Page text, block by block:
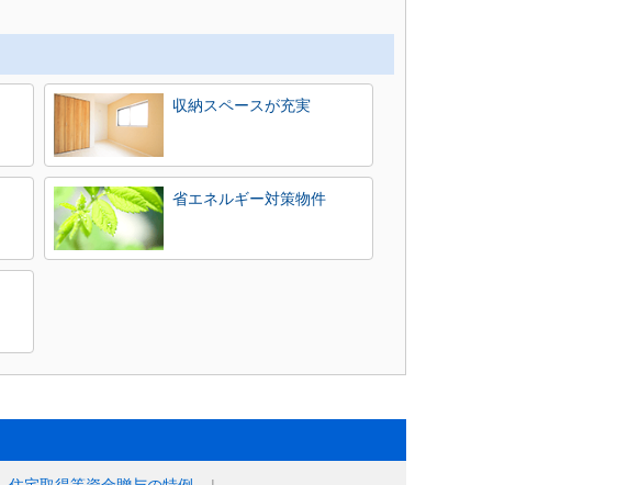
収納スペースが充実
省エネルギー対策物件